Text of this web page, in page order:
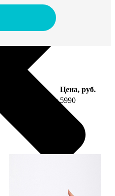
Цена, руб.
на подрамнике 5990